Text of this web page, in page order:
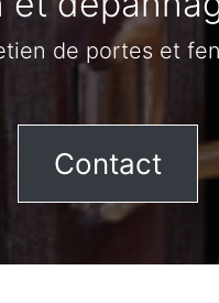
de portes et
Contact